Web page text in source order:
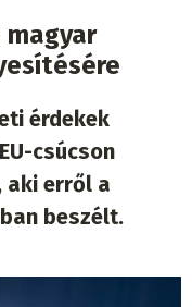
érdekek
csúcson
aki erről a
beszélt.